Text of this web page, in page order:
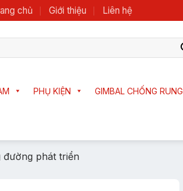
chủ Giới thiệu Liên hệ
PHỤ KIỆN GIMBAL CHỐNG RUNG
đường phát triển